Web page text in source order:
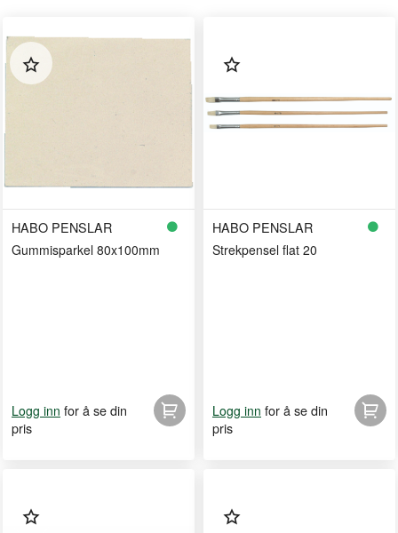
HABO PENSLAR
Gummisparkel 80x100mm
Logg inn for å se din
pris
HABO PENSLAR
Strekpensel flat 20
Logg inn for å se din
pris